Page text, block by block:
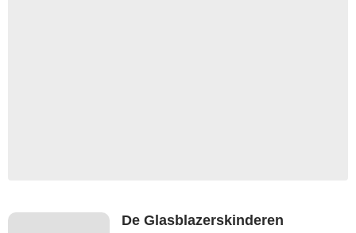
De Glasblazerskinderen